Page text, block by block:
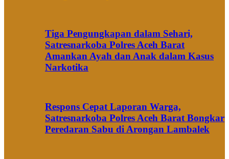
Tiga Pengungkapan dalam Sehari,
Satresnarkoba Polres Aceh Barat
Amankan Ayah dan Anak dalam Kasus
Narkotika
Respons Cepat Laporan Warga,
Satresnarkoba Polres Aceh Barat Bongkar
Peredaran Sabu di Arongan Lambalek